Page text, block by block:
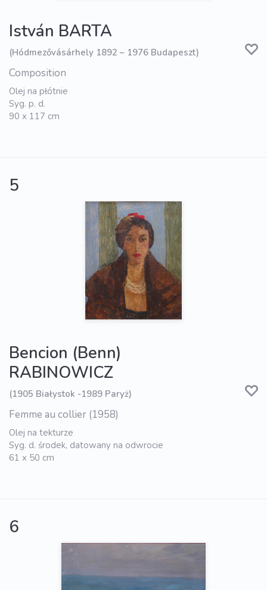
István BARTA
(Hódmezővásárhely 1892 – 1976 Budapeszt)
Composition
Olej na płótnie
Syg. p. d.
90 x 117 cm
5
Bencion (Benn)
RABINOWICZ
(1905 Białystok -1989 Paryż)
Femme au collier (1958)
Olej na tekturze
Syg. d. środek, datowany na odwrocie
61 x 50 cm
6